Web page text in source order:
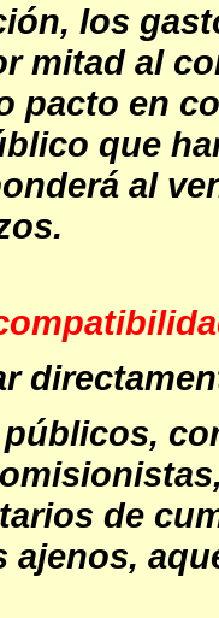
los
mitad al
pacto en
que
al
de